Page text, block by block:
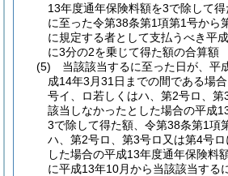
13年度通年保険料額を3で除して
に至った令第38条第1項第1号から
に規定する者として支払うべき平
に3分の2を乗じて得た額の合算額
(5)
当該該当するに至った日が、平
成14年3月31日までの間である場
号イ、ロ若しくはハ、第2号ロ、第
該当しなかったとした場合の平成
3で除して得た額、令第38条第1項
ハ、第2号ロ、第3号ロ又は第4号
した場合の平成13年度通年保険料
に平成13年10月から当該該当する